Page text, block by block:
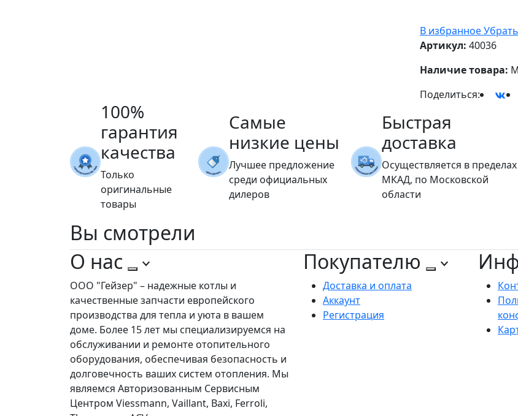
В избранноеУбрать
Артикул: 40036
Наличие товара:
Поделиться:
100%
гарантия
качества
Только
оригинальные
товары
Самые
низкие цены
Лучшее предложение
среди официальных
дилеров
Быстрая
доставка
Осуществляется в пределах
МКАД, по Московской
области
Вы смотрели
О нас
ООО "Гейзер" – надежные котлы и
качественные запчасти европейского
производства для тепла и уюта в вашем
доме. Более 15 лет мы специализируемся на
обслуживании и ремонте отопительного
оборудования, обеспечивая безопасность и
долговечность ваших систем отопления. Мы
являемся Авторизованным Сервисным
Центром Viessmann, Vaillant, Baxi, Ferroli,
Покупателю
Доставка и оплата
Аккаунт
Регистрация